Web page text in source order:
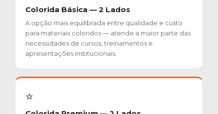
Colorida Básica — 2 Lados
A opção mais equilibrada entre qualidade e custo
para materiais coloridos — atende a maior parte das
necessidades de cursos, treinamentos e
apresentações institucionais.
⭐